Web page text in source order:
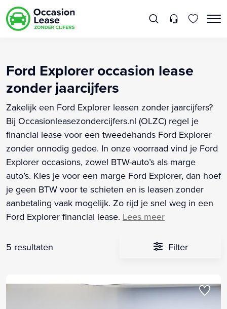
Ford Explorer occasion lease
zonder jaarcijfers
Zakelijk een Ford Explorer leasen zonder jaarcijfers?
Bij Occasionleasezondercijfers.nl (OLZC) regel je
financial lease voor een tweedehands Ford Explorer
zonder onnodig gedoe. In onze voorraad vind je Ford
Explorer occasions, zowel BTW-auto’s als marge
auto’s. Kies je voor een marge Ford Explorer, dan hoef
je geen BTW voor te schieten en is leasen zonder
aanbetaling vaak mogelijk. Zo rijd je snel weg in een
Ford Explorer financial lease. Lees meer
5 resultaten Filter